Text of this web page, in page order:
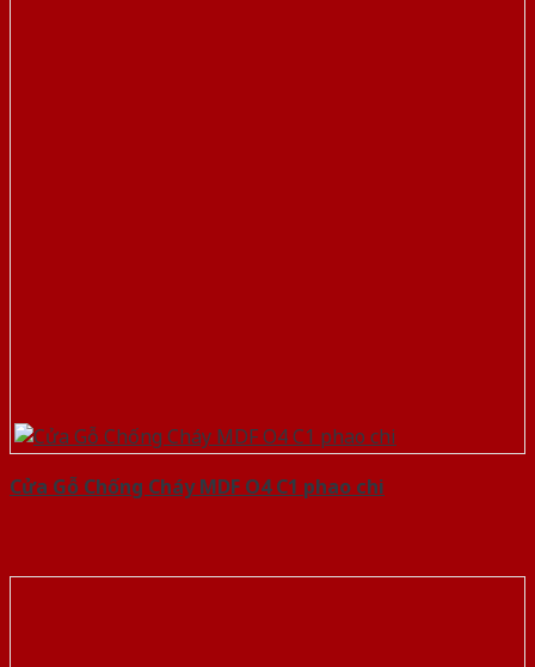
Cửa Gỗ Chống Cháy MDF O4 C1 phao chi